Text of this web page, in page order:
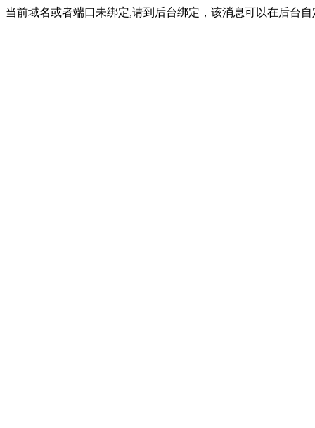
当前域名或者端口未绑定,请到后台绑定，该消息可以在后台自